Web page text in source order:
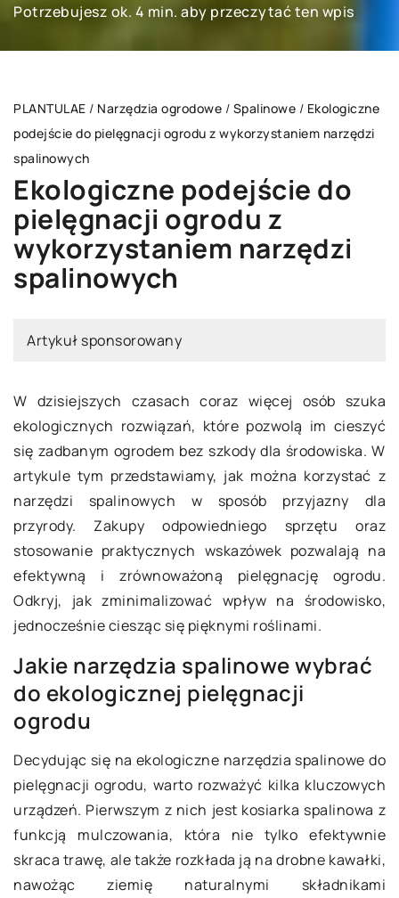
Potrzebujesz ok. 4 min. aby przeczytać ten wpis
PLANTULAE / Narzędzia ogrodowe / Spalinowe / Ekologiczne
podejście do pielęgnacji ogrodu z wykorzystaniem narzędzi
spalinowych
Ekologiczne podejście do
pielęgnacji ogrodu z
wykorzystaniem narzędzi
spalinowych
Artykuł sponsorowany
W dzisiejszych czasach coraz więcej osób szuka
ekologicznych rozwiązań, które pozwolą im cieszyć
się zadbanym ogrodem bez szkody dla środowiska. W
artykule tym przedstawiamy, jak można korzystać z
narzędzi spalinowych w sposób przyjazny dla
przyrody. Zakupy odpowiedniego sprzętu oraz
stosowanie praktycznych wskazówek pozwalają na
efektywną i zrównoważoną pielęgnację ogrodu.
Odkryj, jak zminimalizować wpływ na środowisko,
jednocześnie ciesząc się pięknymi roślinami.
Jakie narzędzia spalinowe wybrać
do ekologicznej pielęgnacji
ogrodu
Decydując się na ekologiczne narzędzia spalinowe do
pielęgnacji ogrodu, warto rozważyć kilka kluczowych
urządzeń. Pierwszym z nich jest kosiarka spalinowa z
funkcją mulczowania, która nie tylko efektywnie
skraca trawę, ale także rozkłada ją na drobne kawałki,
nawożąc ziemię naturalnymi składnikami